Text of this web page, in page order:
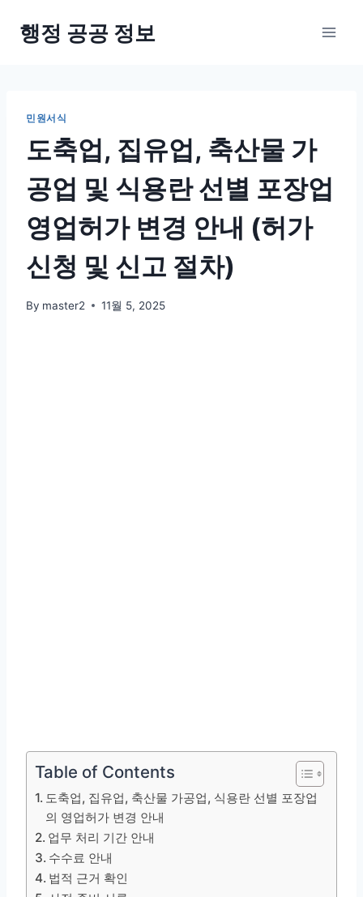
행정 공공 정보
민원서식
도축업, 집유업, 축산물 가
공업 및 식용란 선별 포장업
영업허가 변경 안내 (허가
신청 및 신고 절차)
By master2 11월 5, 2025
Table of Contents
도축업, 집유업, 축산물 가공업, 식용란 선별 포장업
의 영업허가 변경 안내
업무 처리 기간 안내
수수료 안내
법적 근거 확인